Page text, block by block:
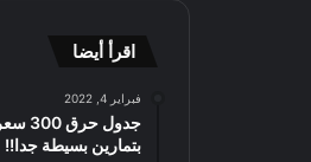
اقرأ أيضا
فبراير 4, 2022
بتمارين بسيطة جدا!!